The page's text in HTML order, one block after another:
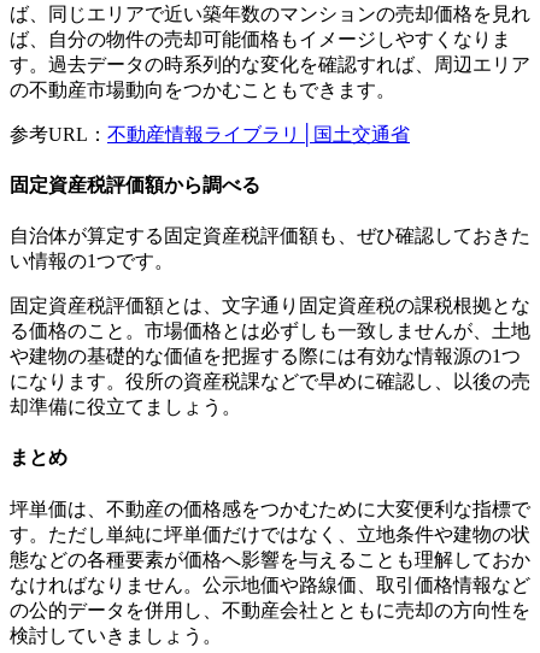
ば、同じエリアで近い築年数のマンションの売却価格を見れ
ば、自分の物件の売却可能価格もイメージしやすくなりま
す。過去データの時系列的な変化を確認すれば、周辺エリア
の不動産市場動向をつかむこともできます。
参考URL： 不動産情報ライブラリ│国土交通省
固定資産税評価額から調べる
自治体が算定する固定資産税評価額も、ぜひ確認しておきた
い情報の1つです。
固定資産税評価額とは、文字通り固定資産税の課税根拠とな
る価格のこと。市場価格とは必ずしも一致しませんが、土地
や建物の基礎的な価値を把握する際には有効な情報源の1つ
になります。役所の資産税課などで早めに確認し、以後の売
却準備に役立てましょう。
まとめ
坪単価は、不動産の価格感をつかむために大変便利な指標で
す。ただし単純に坪単価だけではなく、立地条件や建物の状
態などの各種要素が価格へ影響を与えることも理解しておか
なければなりません。公示地価や路線価、取引価格情報など
の公的データを併用し、不動産会社とともに売却の方向性を
検討していきましょう。